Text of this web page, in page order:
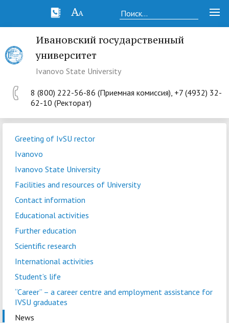
Ивановский государственный
университет
Ivanovo State University
8 (800) 222-56-86 (Приемная комиссия), +7 (4932) 32-
62-10 (Ректорат)
Greeting of IvSU rector
Ivanovo
Ivanovo State University
Facilities and resources of University
Contact information
Educational activities
Further education
Scientific research
International activities
Student’s life
“Career” – a сareer centre and employment assistance for
IVSU graduates
News